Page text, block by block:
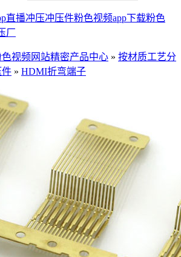
直播冲压冲压件粉色视频app下载粉色
厂
色视频网站精密产品中心 » 按材质工艺分
件 » HDMI折弯端子